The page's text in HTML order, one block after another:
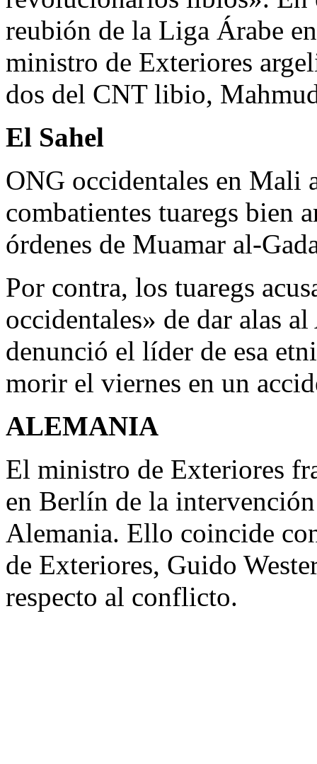
reubión de la Liga Árabe
ministro de Exteriores
dos del CNT libio,
El Sahel
ONG occidentales en Mali
combatientes tuaregs bien
órdenes de Muamar al-
Por contra, los tuaregs
occidentales» de dar alas
denunció el líder de esa
morir el viernes en un
ALEMANIA
El ministro de Exteriores
en Berlín de la
Alemania. Ello coincide
de Exteriores, Guido
respecto al conflicto.